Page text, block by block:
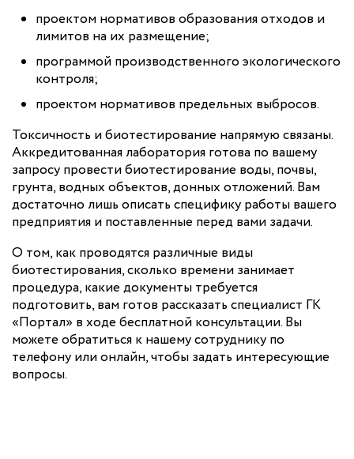
проектом нормативов образования отходов и
лимитов на их размещение;
программой производственного экологического
контроля;
проектом нормативов предельных выбросов.
Токсичность и биотестирование напрямую связаны.
Аккредитованная лаборатория готова по вашему
запросу провести биотестирование воды, почвы,
грунта, водных объектов, донных отложений. Вам
достаточно лишь описать специфику работы вашего
предприятия и поставленные перед вами задачи.
О том, как проводятся различные виды
биотестирования, сколько времени занимает
процедура, какие документы требуется
подготовить, вам готов рассказать специалист ГК
«Портал» в ходе бесплатной консультации. Вы
можете обратиться к нашему сотруднику по
телефону или онлайн, чтобы задать интересующие
вопросы.